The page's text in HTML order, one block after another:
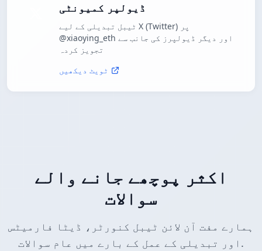
ڈیولپر کمیونٹی
ٹیبل تبدیلی کے لیے X (Twitter) پر
@xiaoying_eth اور دیگر ڈیولپرز کی جانب سے
تجویز کردہ
ٹویٹ دیکھیں
اکثر پوچھے جانے والے
سوالات
ہمارے مفت آن لائن ٹیبل کنورٹر، ڈیٹا فارمیٹس
اور تبدیلی کے عمل کے بارے میں عام سوالات.